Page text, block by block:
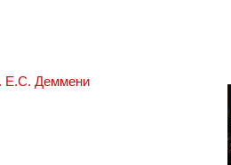
Е.С. Деммени